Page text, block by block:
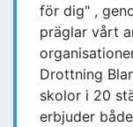
för dig" ,
präglar vårt
Drottning
skolor i 20
erbjuder